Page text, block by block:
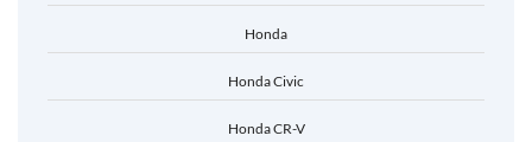
Honda
Honda Civic
Honda CR-V